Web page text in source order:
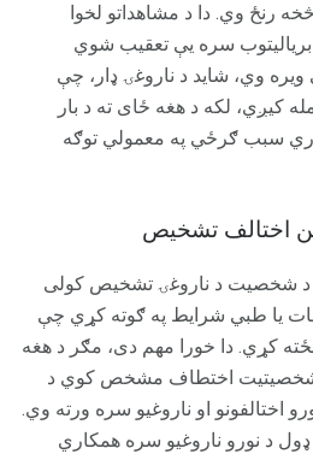
څخه رنځ وي. دا د مشاهداتو لخوا
سره یې تعقیب شوي
ویره وي، شاید د ناروغۍ ډار، چې
کیږي، لکه د هغه ځای ته د بار
سبب ګرځي په معمولي توګه
اختالف تشخیص
د شخصیت د ناروغۍ تشخیص کولی
یا طبي شرایط په ګوته کړي چې
کړي. دا خورا مهم دی، مګر د هغه
شخصیتیت اختطاف مشخص کوي د
اختالفونو او ناروغیو سره ورته وي.
د نورو ناروغیو سره همکاري